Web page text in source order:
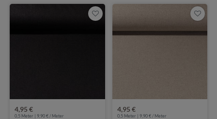
4,95 €
0,5 Meter | 9,90 € / Meter
4,95 €
0,5 Meter | 9,90 € / Meter